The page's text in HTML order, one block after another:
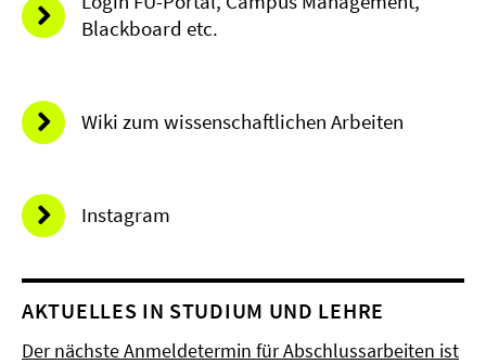
Blackboard etc.
Wiki zum wissenschaftlichen Arbeiten
Instagram
AKTUELLES IN STUDIUM UND LEHRE
Der nächste Anmeldetermin für Abschlussarbeiten ist